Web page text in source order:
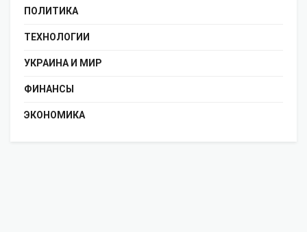
ПОЛИТИКА
ТЕХНОЛОГИИ
УКРАИНА И МИР
ФИНАНСЫ
ЭКОНОМИКА